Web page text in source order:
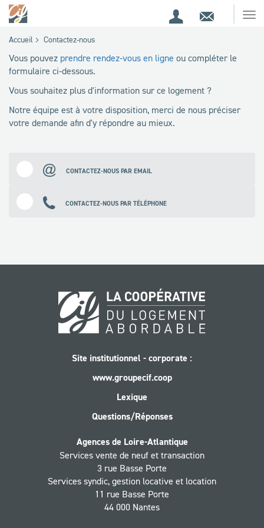
de
recherche
EspaceContact
Accueil Contactez-nous
Vous pouvez prendre rendez-vous en ligne ou compléter le
formulaire ci-dessous.
Vous souhaitez plus d'information sur ce logement ?
Notre équipe est à votre disposition, merci de nous préciser
votre demande afin d'y répondre au mieux.
CONTACTEZ-NOUS PAR EMAIL
CONTACTEZ-NOUS PAR TÉLÉPHONE
Site institutionnel - corporate :
www.groupecif.coop
Lexique
Questions/Réponses
Agences de Loire-Atlantique
Services vente de neuf et transaction
3 rue Basse Porte
Services syndic, gestion locative et location
11 rue Basse Porte
44 000 Nantes